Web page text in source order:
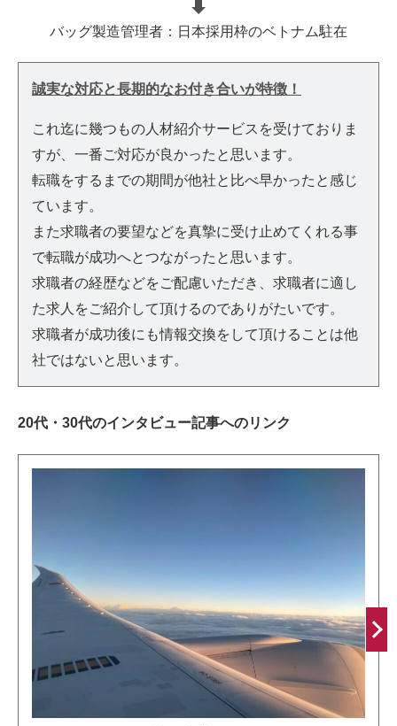
バッグ製造管理者：日本採用枠のベトナム駐在
誠実な対応と長期的なお付き合いが特徴！
これ迄に幾つもの人材紹介サービスを受けておりま
すが、一番ご対応が良かったと思います。
転職をするまでの期間が他社と比べ早かったと感じ
ています。
また求職者の要望などを真摯に受け止めてくれる事
で転職が成功へとつながったと思います。
求職者の経歴などをご配慮いただき、求職者に適し
た求人をご紹介して頂けるのでありがたいです。
求職者が成功後にも情報交換をして頂けることは他
社ではないと思います。
20代・30代のインタビュー記事へのリンク
Ne